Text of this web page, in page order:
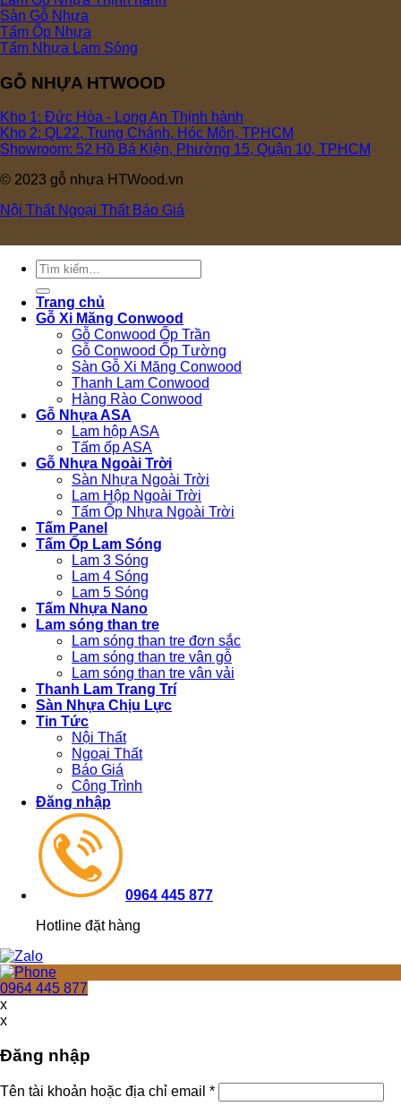
Sàn Gỗ Nhựa
Tấm Ốp Nhựa
Tấm Nhựa Lam Sóng
GỖ NHỰA HTWOOD
Kho 1: Đức Hòa - Long An
Kho 2: QL22, Trung Chánh, Hóc Môn, TPHCM
Showroom: 52 Hồ Bá Kiện, Phường 15, Quận 10, TPHCM
© 2023 gỗ nhựa HTWood.vn
Nội Thất Ngoại Thất Báo Giá
Tìm
kiếm:
Trang chủ
Gỗ Xi Măng Conwood
Gỗ Conwood Ốp Trần
Gỗ Conwood Ốp Tường
Sàn Gỗ Xi Măng Conwood
Thanh Lam Conwood
Hàng Rào Conwood
Gỗ Nhựa ASA
Lam hộp ASA
Tấm ốp ASA
Gỗ Nhựa Ngoài Trời
Sàn Nhựa Ngoài Trời
Lam Hộp Ngoài Trời
Tấm Ốp Nhựa Ngoài Trời
Tấm Panel
Tấm Ốp Lam Sóng
Lam 3 Sóng
Lam 4 Sóng
Lam 5 Sóng
Tấm Nhựa Nano
Lam sóng than tre
Lam sóng than tre đơn sắc
Lam sóng than tre vân gỗ
Lam sóng than tre vân vải
Thanh Lam Trang Trí
Sàn Nhựa Chịu Lực
Tin Tức
Nội Thất
Ngoại Thất
Báo Giá
Công Trình
Đăng nhập
0964 445 877
Hotline đặt hàng
0964 445 877
x
x
Đăng nhập
Tên tài khoản hoặc địa chỉ email *